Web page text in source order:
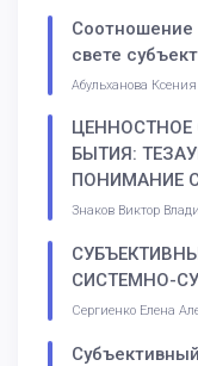
Соотношение
свете
Абульханова
ЦЕННОСТНОЕ
БЫТИЯ:
ПОНИМАНИЕ
Знаков Виктор
СИСТЕМНО-
Сергиенко Елена